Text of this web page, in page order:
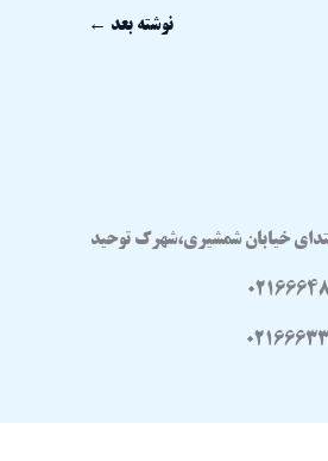
نوشته بعد ←
خیابان شمشیری،شهرک توحید